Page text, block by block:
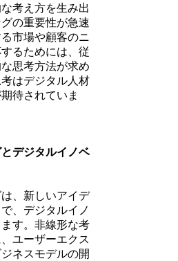
考え方を生み出
の重要性が急速
市場や顧客のニ
るためには、従
思考方法が求め
はデジタル人材
待されていま
デジタルイノベ
、新しいアイデ
、デジタルイノ
す。非線形な考
ユーザーエクス
ネスモデルの開